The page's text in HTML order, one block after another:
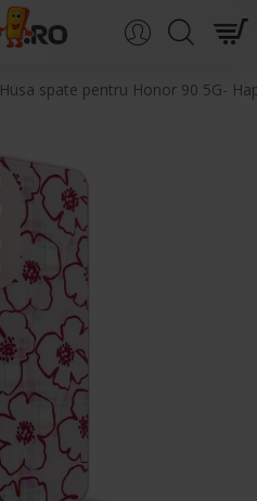
Husa spate pentru Honor 90 5G-